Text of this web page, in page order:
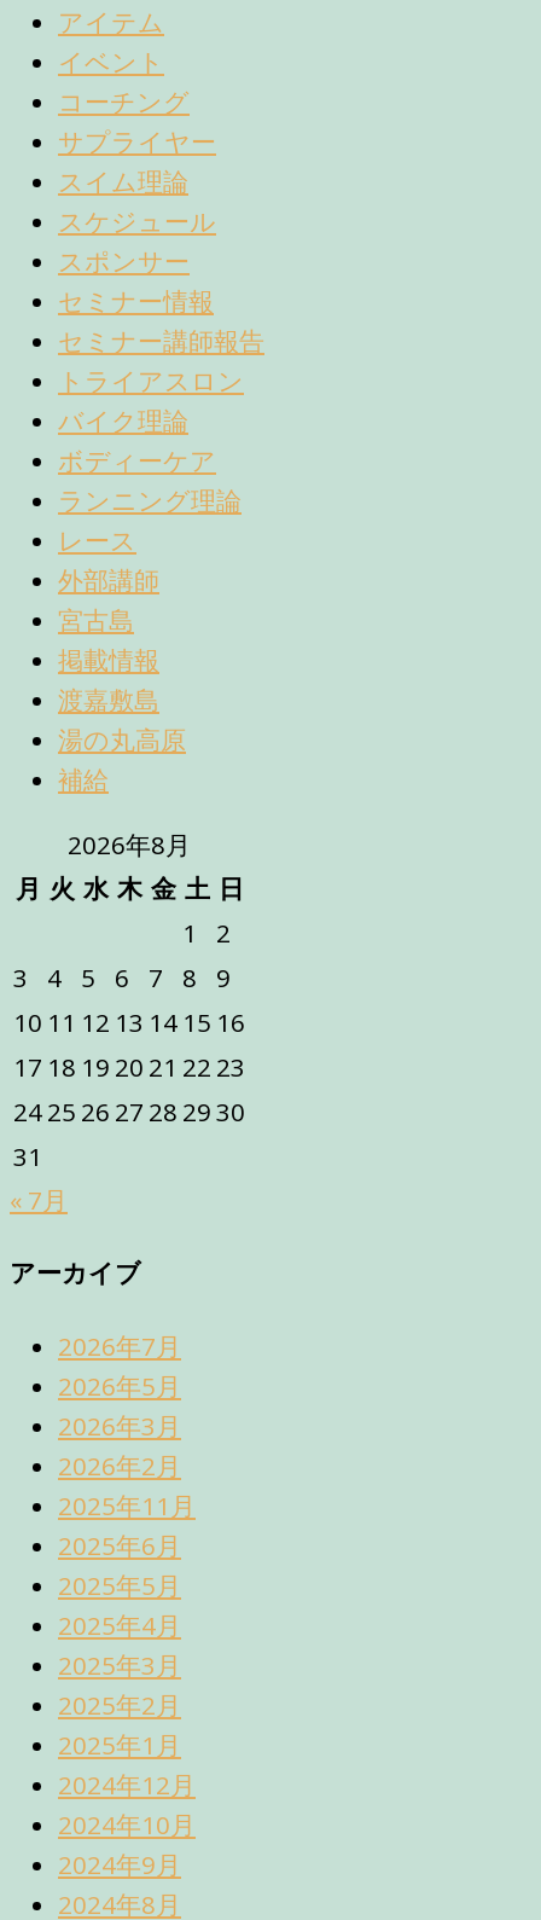
アイテム
イベント
コーチング
サプライヤー
スイム理論
スケジュール
スポンサー
セミナー情報
セミナー講師報告
トライアスロン
バイク理論
ボディーケア
ランニング理論
レース
外部講師
宮古島
掲載情報
渡嘉敷島
湯の丸高原
補給
2026年8月
月 火 水 木 金 土 日
1
2
3
4 5 6 7 8
9
10 11 12 13 14 15 16
17 18 19 20 21 22 23
2425 26 27 28 2930
31
« 7月
アーカイブ
2026年7月
2026年5月
2026年3月
2026年2月
2025年11月
2025年6月
2025年5月
2025年4月
2025年3月
2025年2月
2025年1月
2024年12月
2024年10月
2024年9月
2024年8月